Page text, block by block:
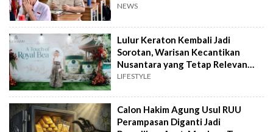
NEWS
Lulur Keraton Kembali Jadi
Sorotan, Warisan Kecantikan
Nusantara yang Tetap Relevan
hingga Kini
LIFESTYLE
Calon Hakim Agung Usul RUU
Perampasan Diganti Jadi